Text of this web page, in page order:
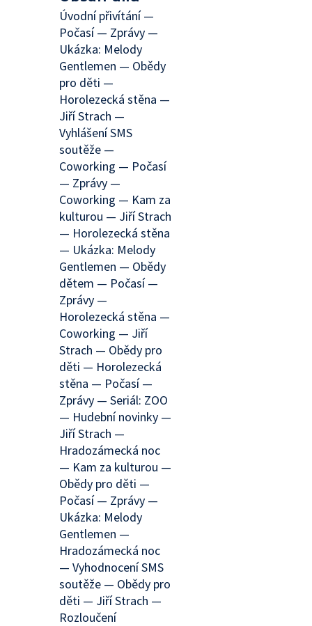
Úvodní přivítání —
Počasí — Zprávy —
Ukázka: Melody
Gentlemen — Obědy
pro děti —
Horolezecká stěna —
Jiří Strach —
Vyhlášení SMS
soutěže —
Coworking — Počasí
— Zprávy —
Coworking — Kam za
kulturou — Jiří Strach
— Horolezecká stěna
— Ukázka: Melody
Gentlemen — Obědy
dětem — Počasí —
Zprávy —
Horolezecká stěna —
Coworking — Jiří
Strach — Obědy pro
děti — Horolezecká
stěna — Počasí —
Zprávy — Seriál: ZOO
— Hudební novinky —
Jiří Strach —
Hradozámecká noc
— Kam za kulturou —
Obědy pro děti —
Počasí — Zprávy —
Ukázka: Melody
Gentlemen —
Hradozámecká noc
— Vyhodnocení SMS
soutěže — Obědy pro
děti — Jiří Strach —
Rozloučení